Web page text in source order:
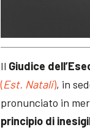
Il Giudice
(Est. Natali), in
pronunciato in
principio di